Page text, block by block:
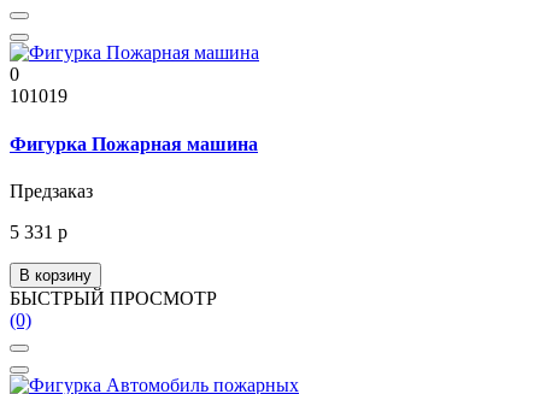
0
101019
Фигурка Пожарная машина
Предзаказ
5 331 р
В корзину
БЫСТРЫЙ ПРОСМОТР
(0)